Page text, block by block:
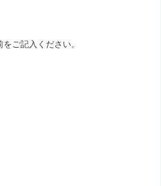
ご記入ください。